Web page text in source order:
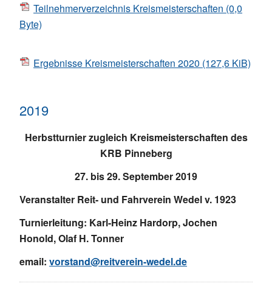
Teilnehmerverzeichnis Kreismeisterschaften (0,0
Byte)
Ergebnisse Kreismeisterschaften 2020 (127,6 KiB)
2019
Herbstturnier zugleich Kreismeisterschaften des
KRB Pinneberg
27. bis 29. September 2019
Veranstalter Reit- und Fahrverein Wedel v. 1923
Turnierleitung: Karl-Heinz Hardorp, Jochen
Honold, Olaf H. Tonner
email: vorstand@reitverein-wedel.de